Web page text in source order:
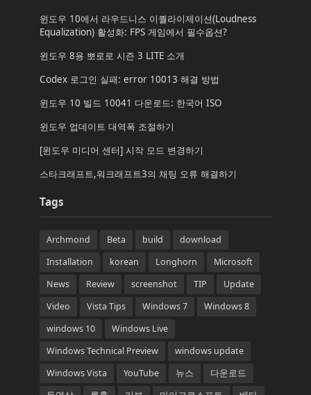
윈도우 10에서 라우드니스 이퀄라이제이션(Loudness
Equalization) 활성화: FPS 게임에서 필수옵션?
윈도우 8용 뽀로로 시즌 3 LITE 소개
Codex 로그인 실패: error 10013 해결 방법
윈도우 10 빌드 10041 다운로드: 한국어 ISO
윈도우 업데이트 대역폭 조절하기
[윈도우 미디어 센터] 시작 모드 변경하기
스타크래프트,워크래프트3의 채팅 오류 해결하기
Tags
Archmond Beta build
download
Installation
korean Longhorn
Microsoft
News
Review screenshot TIP
Update
Video
Vista Tips Windows 7
Windows 8
windows 10
Windows Live
Windows Technical Preview
windows update
Windows Vista
YouTube 뉴스
다운로드